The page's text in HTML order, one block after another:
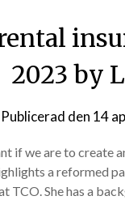
2023 by
Publicerad den 14
if we are to create
a reformed
TCO. She has a